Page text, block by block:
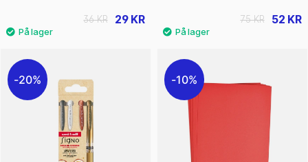
29 KR
36 KR 52 KR
75 KR
20% 10%